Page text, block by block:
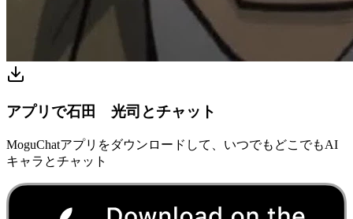
アプリで石田 光司とチャット
MoguChatアプリをダウンロードして、いつでもどこでもAI
キャラとチャット